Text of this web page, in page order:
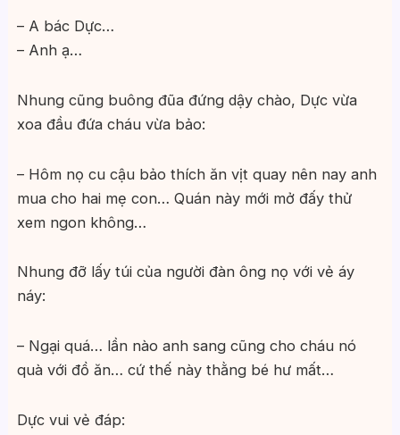
– A bác Dực…
– Anh ạ…
Nhung cũng buông đũa đứng dậy chào, Dực vừa
xoa đầu đứa cháu vừa bảo:
– Hôm nọ cu cậu bảo thích ăn vịt quay nên nay anh
mua cho hai mẹ con… Quán này mới mở đấy thử
xem ngon không…
Nhung đỡ lấy túi của người đàn ông nọ với vẻ áy
náy:
– Ngại quá… lần nào anh sang cũng cho cháu nó
quà với đồ ăn… cứ thế này thằng bé hư mất…
Dực vui vẻ đáp: